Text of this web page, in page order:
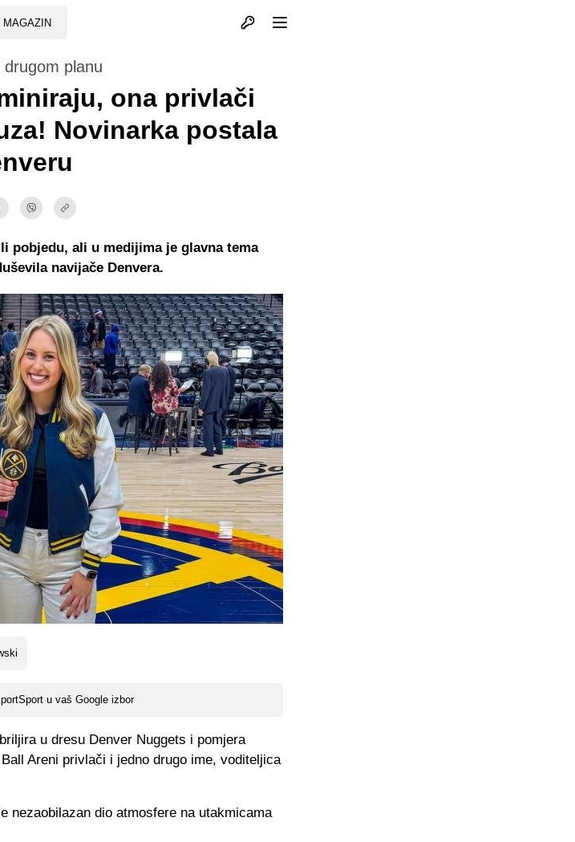
MAGAZIN Otvori profil
planu
ona privlači
Novinarka postala
u vaš Google izbor
pobjedu, ali u medijima je glavna tema
navijače Denvera.
u dresu Denver Nuggets i pomjera
Areni privlači i jedno drugo ime, voditeljica
nezaobilazan dio atmosfere na utakmicama